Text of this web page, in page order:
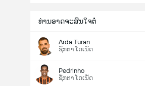
ທ່ານອາດຈະສົນໃຈຕໍ່
Arda Turan
ຊັກຕາ ໂດເນັດ
Pedrinho
ຊັກຕາ ໂດເນັດ